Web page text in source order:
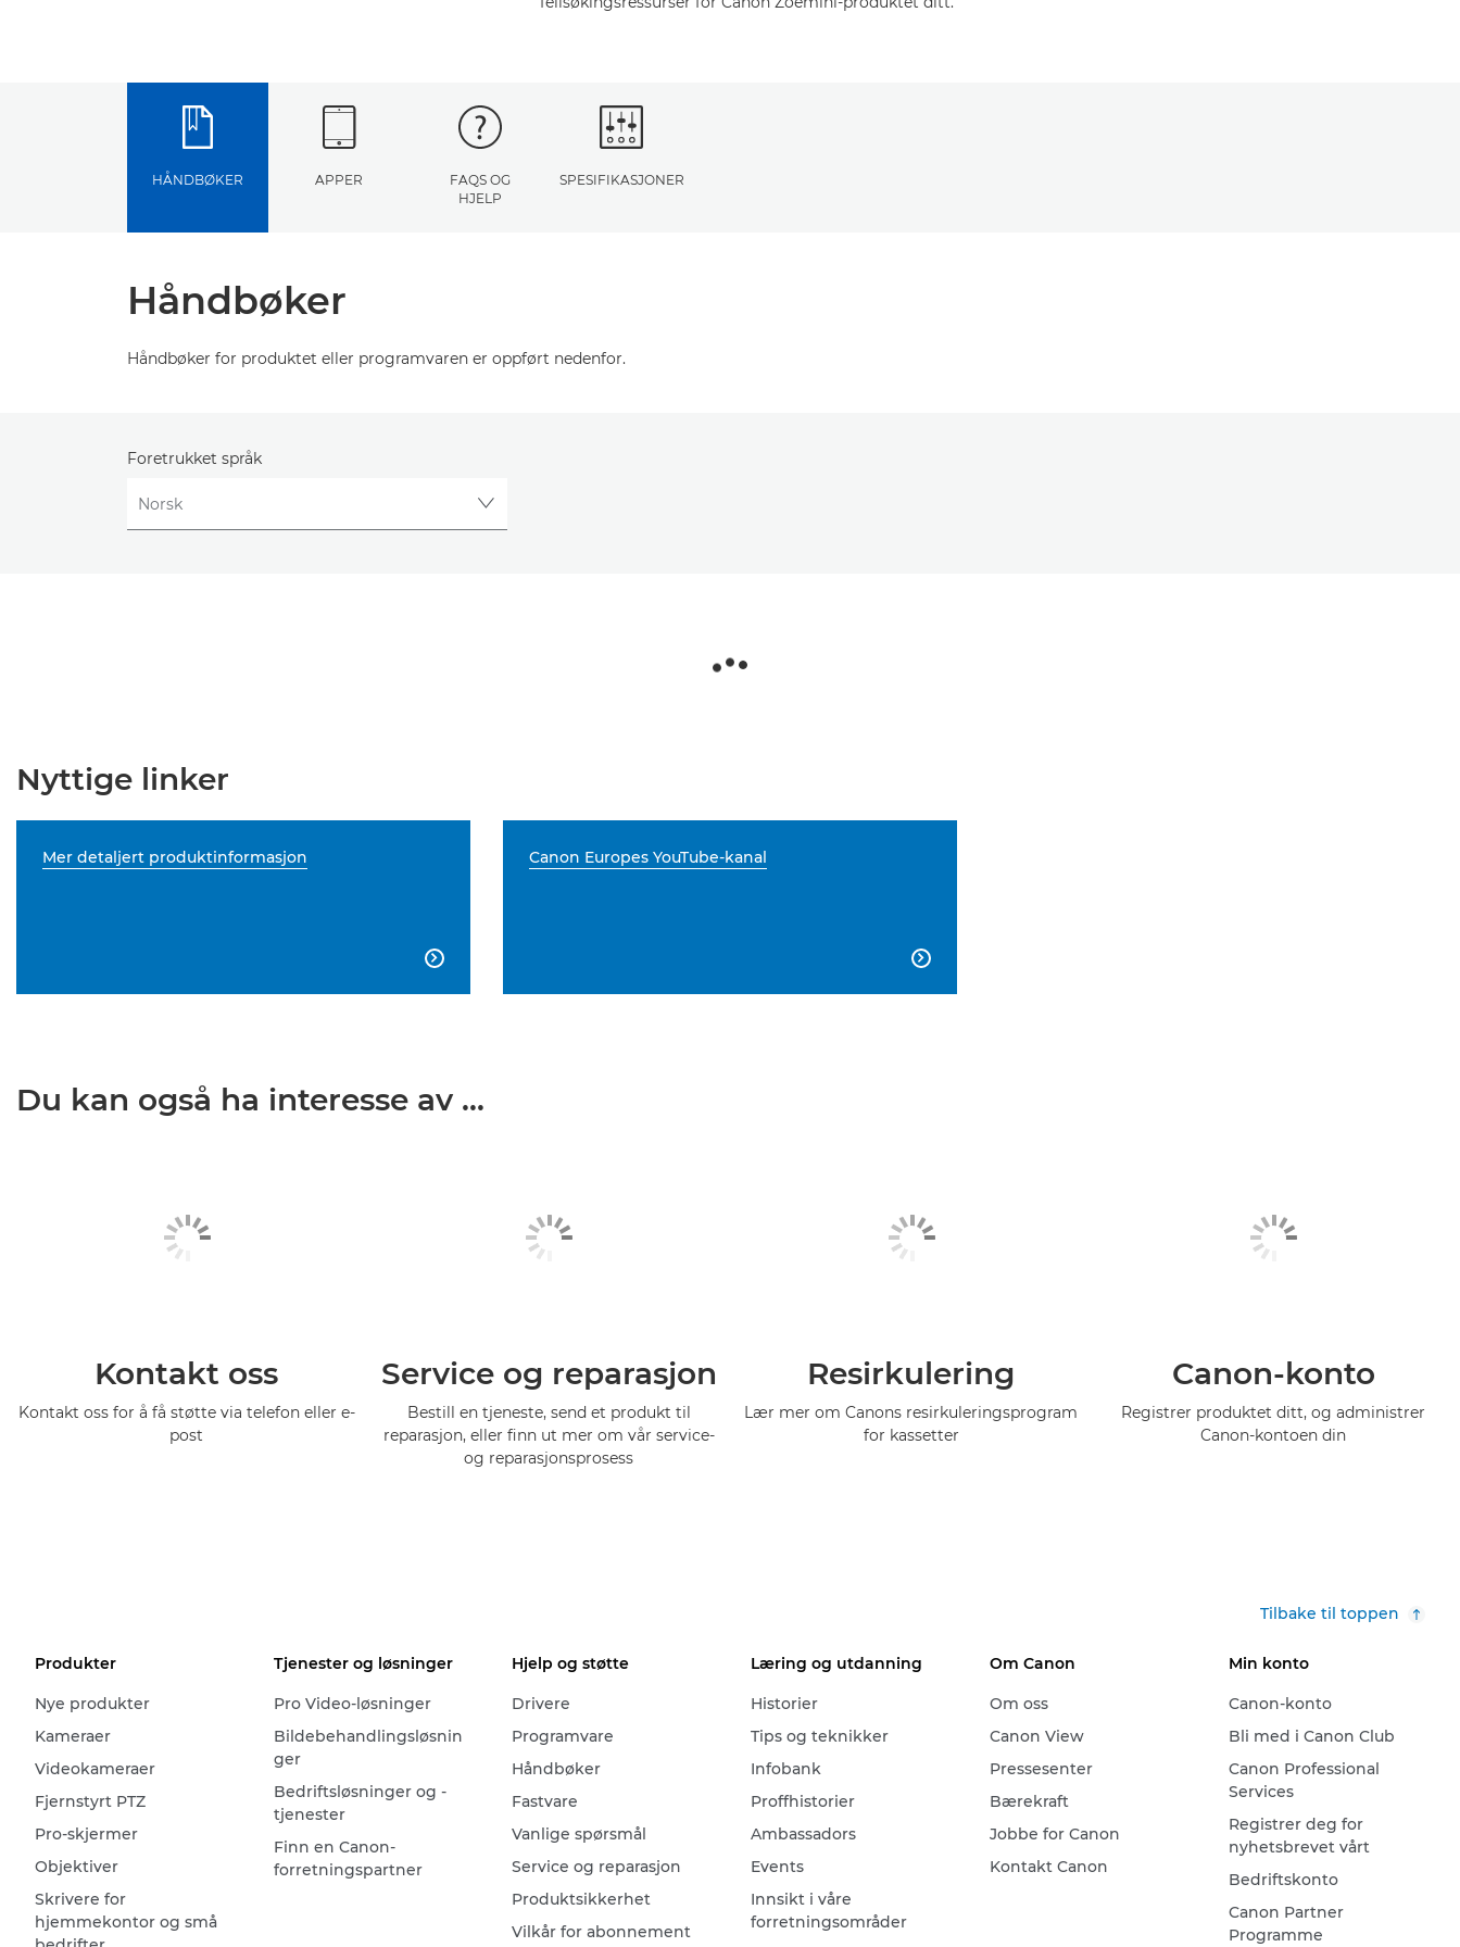
HÅNDBØKER APPER
FAQS OG
HJELP
SPESIFIKASJONER
Håndbøker
Håndbøker for produktet eller programvaren er oppført nedenfor.
Foretrukket språk
Nyttige linker
Mer detaljert produktinformasjon

Canon Europes YouTube-kanal

Du kan også ha interesse av ...
Kontakt oss
Kontakt oss for å få støtte via telefon eller e-
post
Service og reparasjon
Bestill en tjeneste, send et produkt til
reparasjon, eller finn ut mer om vår service-
og reparasjonsprosess
Resirkulering
Lær mer om Canons resirkuleringsprogram
for kassetter
Canon-konto
Registrer produktet ditt, og administrer
Canon-kontoen din
Tilbake til toppen
Produkter
Nye produkter
Kameraer
Videokameraer
Fjernstyrt PTZ
Pro-skjermer
Objektiver
Skrivere for
hjemmekontor og små
Tjenester og løsninger
Pro Video-løsninger
Bildebehandlingsløsnin
ger
Bedriftsløsninger og -
tjenester
Finn en Canon-
forretningspartner
Hjelp og støtte
Drivere
Programvare
Håndbøker
Fastvare
Vanlige spørsmål
Service og reparasjon
Produktsikkerhet
Vilkår for abonnement
Læring og utdanning
Historier
Tips og teknikker
Infobank
Proffhistorier
Ambassadors
Events
Innsikt i våre
forretningsområder
Om Canon
Om oss
Canon View
Pressesenter
Bærekraft
Jobbe for Canon
Kontakt Canon
Min konto
Canon-konto
Bli med i Canon Club
Canon Professional
Services
Registrer deg for
nyhetsbrevet vårt
Bedriftskonto
Canon Partner
Programme